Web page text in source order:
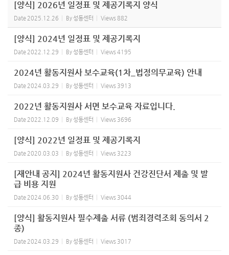
[양식] 2026년 일정표 및 제공기록지 양식
Date 2025.12.26 By성동센터 Views 882
[양식] 2024년 일정표 및 제공기록지
Date 2022.12.29 By성동센터 Views 4195
2024년 활동지원사 보수교육(1차_법정의무교육) 안내
Date 2024.03.29 By성동센터 Views 3913
2022년 활동지원사 서면 보수교육 자료입니다.
Date 2022.12.09 By성동센터 Views 3696
[양식] 2022년 일정표 및 제공기록지
Date 2020.03.03 By성동센터 Views 3223
[재안내 공지] 2024년 활동지원사 건강진단서 제출 및 발
급 비용 지원
Date 2024.06.30 By성동센터 Views 3044
[양식] 활동지원사 필수제출 서류 (범죄경력조회 동의서 2
종)
Date 2024.03.29 By성동센터 Views 3017